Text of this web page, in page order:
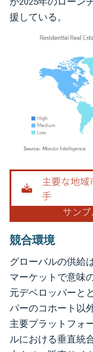
援している。
画像 © Mordor
競合環境
グローバルの供給
マーケットで意味
元デベロッパーと
パーのコホート以
主要プラットフォ
ルにおける垂直統